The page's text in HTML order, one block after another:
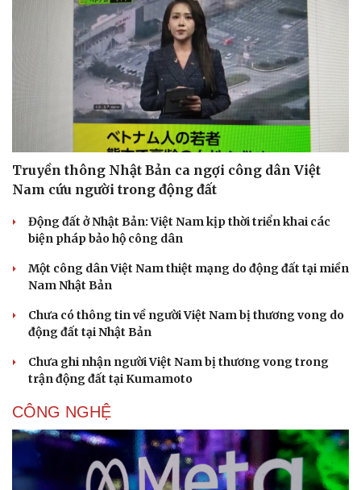
Sức khỏe
Dinh dưỡng - món ngon
Cây thuốc
Nhi khoa
Nam khoa
Phòng mạch online
Ăn sạch sống khỏe
Đời sống
Nhà đẹp
Blog
Truyền thông Nhật Bản ca ngợi công dân Việt
Nam cứu người trong động đất
Động đất ở Nhật Bản: Việt Nam kịp thời triển khai các
biện pháp bảo hộ công dân
Một công dân Việt Nam thiệt mạng do động đất tại miền
Nam Nhật Bản
Chưa có thông tin về người Việt Nam bị thương vong do
động đất tại Nhật Bản
Chưa ghi nhận người Việt Nam bị thương vong trong
trận động đất tại Kumamoto
CÔNG NGHỆ